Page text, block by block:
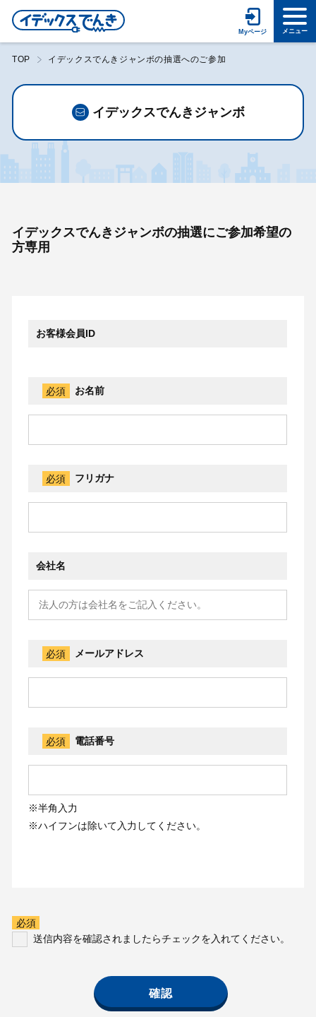
TOP イデックスでんきジャンボの抽選へのご参加
イデックスでんきジャンボ
イデックスでんきジャンボの抽選にご参加希望の
方専用
お客様会員ID
必須 お名前
必須 フリガナ
会社名
必須 メールアドレス
必須 電話番号
※半角入力
※ハイフンは除いて入力してください。
必須
送信内容を確認されましたらチェックを入れてください。